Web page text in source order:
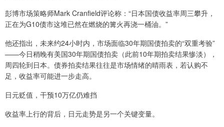
彭博市场策略师Mark Cranfield评论称：“日本国债收益率周三攀升，
正在为G10债市这堆已然在燃烧的篝火再浇一桶油。”
他还指出，未来约24小时内，市场面临30年期国债拍卖的“双重考验”
——今日稍晚有美国30年期国债拍卖（此前10年期拍卖结果惨淡），
周四轮到日本。债券拍卖结果往往是市场情绪的晴雨表，若认购不
足，收益率可能进一步走高。
日元贬值，干预10万亿仍难挡
收益率上行的背后，日元走势是另一个关键变量。